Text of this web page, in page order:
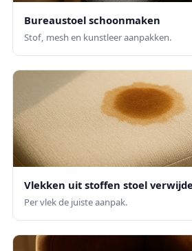
Bureaustoel schoonmaken
Stof, mesh en kunstleer aanpakken.
Vlekken uit stoffen stoel
Per vlek de juiste aanpak.